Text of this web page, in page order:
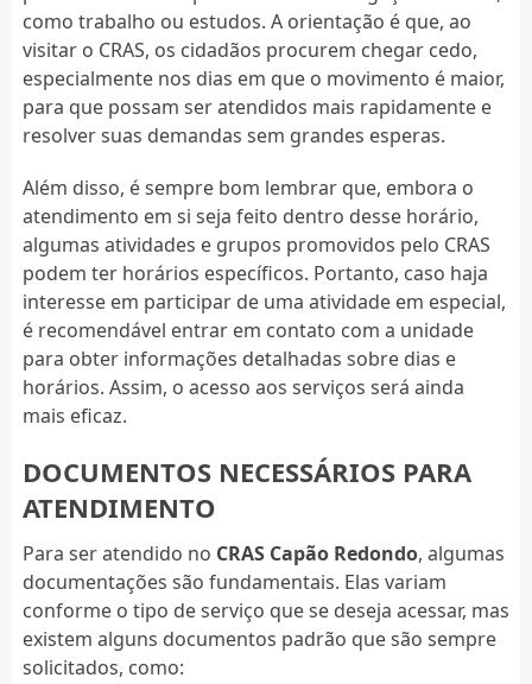
como trabalho ou estudos. A orientação é que, ao
visitar o CRAS, os cidadãos procurem chegar cedo,
especialmente nos dias em que o movimento é maior,
para que possam ser atendidos mais rapidamente e
resolver suas demandas sem grandes esperas.
Além disso, é sempre bom lembrar que, embora o
atendimento em si seja feito dentro desse horário,
algumas atividades e grupos promovidos pelo CRAS
podem ter horários específicos. Portanto, caso haja
interesse em participar de uma atividade em especial,
é recomendável entrar em contato com a unidade
para obter informações detalhadas sobre dias e
horários. Assim, o acesso aos serviços será ainda
mais eficaz.
DOCUMENTOS NECESSÁRIOS PARA
ATENDIMENTO
Para ser atendido no CRAS Capão Redondo, algumas
documentações são fundamentais. Elas variam
conforme o tipo de serviço que se deseja acessar, mas
existem alguns documentos padrão que são sempre
solicitados, como: